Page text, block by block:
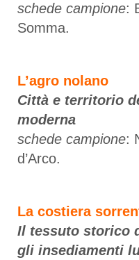
schede campione:
Somma.
L’agro nolano
Città e territorio
moderna
schede campione:
d’Arco.
La costiera
Il tessuto storico
gli insediamenti